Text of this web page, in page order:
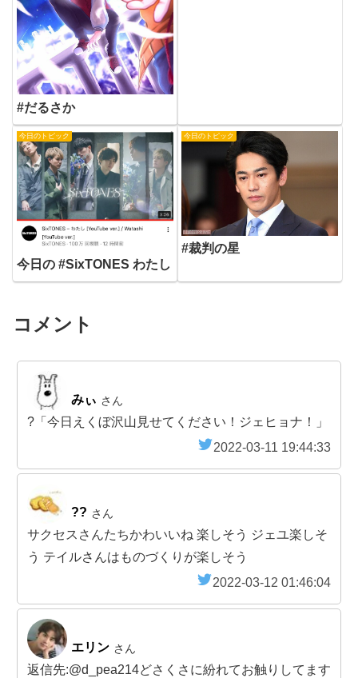
#だるさか
今日のトピック
今日の #SixTONES わたし
今日のトピック
#裁判の星
コメント
みぃ さん
?「今日えくぼ沢山見せてください！ジェヒョナ！」
2022-03-11 19:44:33
?? さん
サクセスさんたちかわいいね 楽しそう ジェユ楽しそ
う テイルさんはものづくりが楽しそう
2022-03-12 01:46:04
エリン さん
返信先:@d_pea214どさくさに紛れてお触りしてます